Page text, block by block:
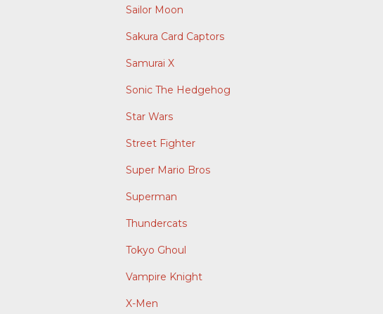
Sailor Moon
Sakura Card Captors
Samurai X
Sonic The Hedgehog
Star Wars
Street Fighter
Super Mario Bros
Superman
Thundercats
Tokyo Ghoul
Vampire Knight
X-Men